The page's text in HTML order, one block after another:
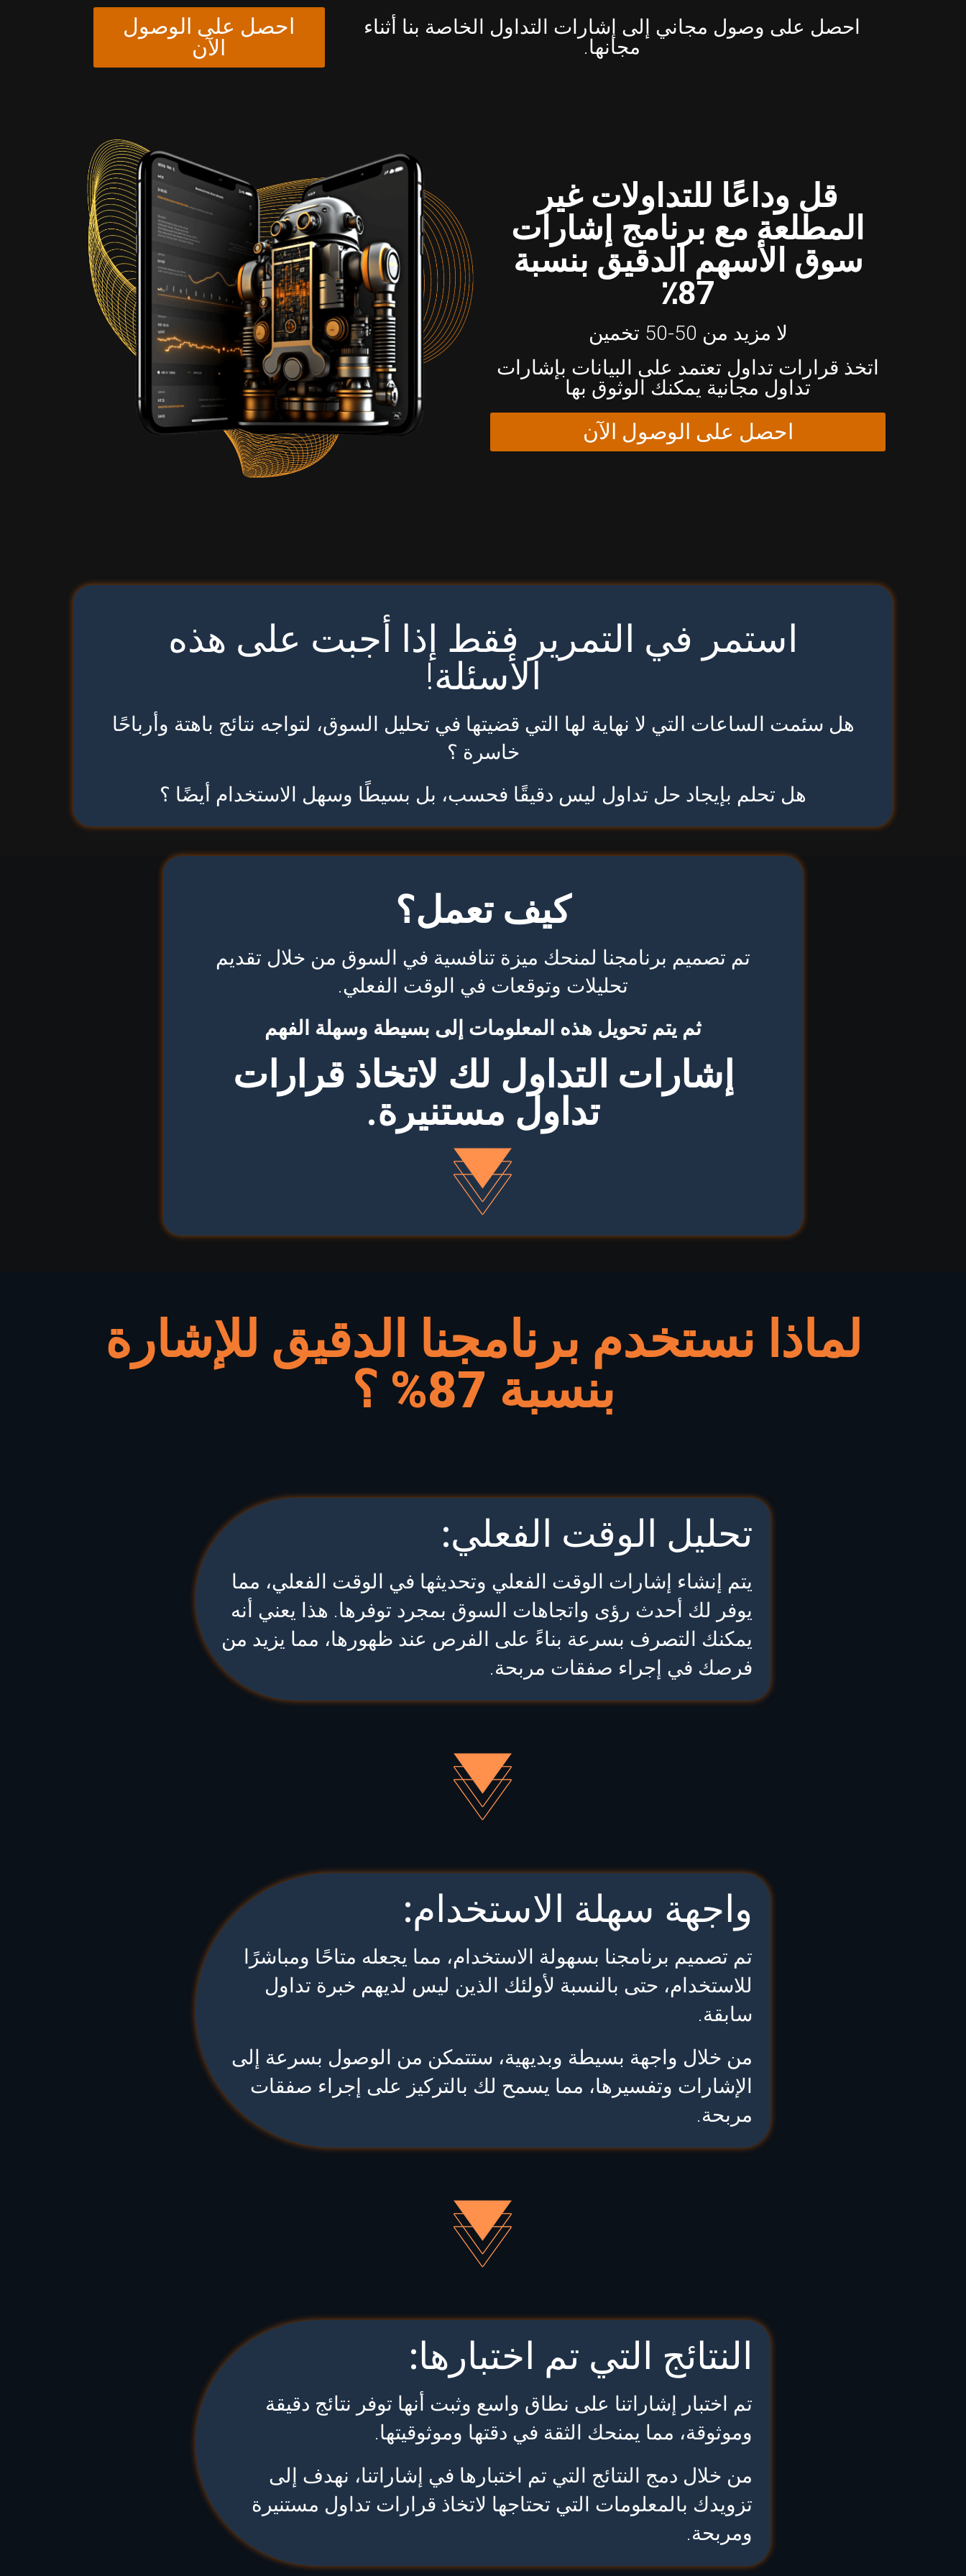
احصل على وصول مجاني إلى إشارات التداول الخاصة بنا أثناء
مجانها.
احصل على الوصول
الآن
قل وداعًا للتداولات غير
المطلعة مع برنامج إشارات
سوق الأسهم الدقيق بنسبة
87٪
لا مزيد من 50-50 تخمين
اتخذ قرارات تداول تعتمد على البيانات بإشارات
تداول مجانية يمكنك الوثوق بها
احصل على الوصول الآن
استمر في التمرير فقط إذا أجبت على هذه
الأسئلة!
هل سئمت الساعات التي لا نهاية لها التي قضيتها في تحليل السوق، لتواجه نتائج باهتة وأرباحًا
خاسرة ؟
هل تحلم بإيجاد حل تداول ليس دقيقًا فحسب، بل بسيطًا وسهل الاستخدام أيضًا ؟
كيف تعمل؟
تم تصميم برنامجنا لمنحك ميزة تنافسية في السوق من خلال تقديم
تحليلات وتوقعات في الوقت الفعلي.
ثم يتم تحويل هذه المعلومات إلى بسيطة وسهلة الفهم
إشارات التداول لك لاتخاذ قرارات
تداول مستنيرة.
لماذا نستخدم برنامجنا الدقيق للإشارة
بنسبة 87% ؟
تحليل الوقت الفعلي:
يتم إنشاء إشارات الوقت الفعلي وتحديثها في الوقت الفعلي، مما
يوفر لك أحدث رؤى واتجاهات السوق بمجرد توفرها. هذا يعني أنه
يمكنك التصرف بسرعة بناءً على الفرص عند ظهورها، مما يزيد من
فرصك في إجراء صفقات مربحة.
واجهة سهلة الاستخدام:
تم تصميم برنامجنا بسهولة الاستخدام، مما يجعله متاحًا ومباشرًا
للاستخدام، حتى بالنسبة لأولئك الذين ليس لديهم خبرة تداول
سابقة.
من خلال واجهة بسيطة وبديهية، ستتمكن من الوصول بسرعة إلى
الإشارات وتفسيرها، مما يسمح لك بالتركيز على إجراء صفقات
مربحة.
النتائج التي تم اختبارها:
تم اختبار إشاراتنا على نطاق واسع وثبت أنها توفر نتائج دقيقة
وموثوقة، مما يمنحك الثقة في دقتها وموثوقيتها.
من خلال دمج النتائج التي تم اختبارها في إشاراتنا، نهدف إلى
تزويدك بالمعلومات التي تحتاجها لاتخاذ قرارات تداول مستنيرة
ومربحة.